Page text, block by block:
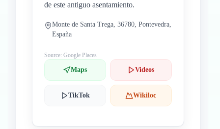
de este antiguo asentamiento.
Monte de Santa Trega, 36780, Pontevedra,
España
Source: Google Places
Maps Videos
TikTok Wikiloc